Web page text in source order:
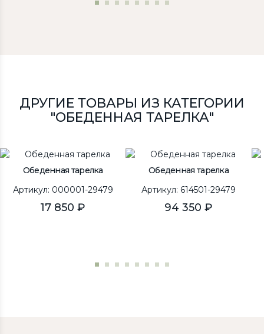
ДРУГИЕ ТОВАРЫ ИЗ КАТЕГОРИИ
"ОБЕДЕННАЯ ТАРЕЛКА"
Обеденная тарелка
Артикул: 000001-29479
17 850 ₽
Обеденная тарелка
Артикул: 614501-29479
94 350 ₽